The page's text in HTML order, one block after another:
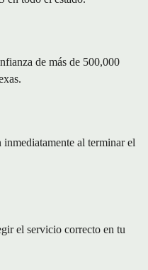
de más de 500,000
al terminar el
el servicio correcto en tu